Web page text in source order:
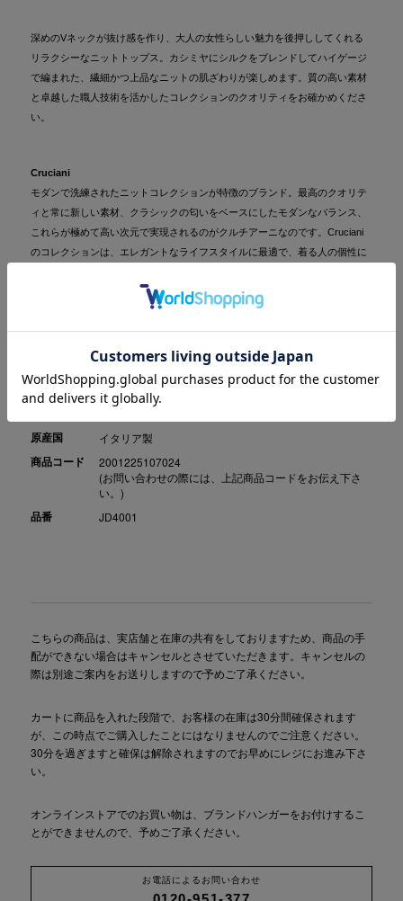
深めのVネックが抜け感を作り、大人の女性らしい魅力を後押ししてくれる
リラクシーなニットトップス。カシミヤにシルクをブレンドしてハイゲージ
で編まれた、繊細かつ上品なニットの肌ざわりが楽しめます。質の高い素材
と卓越した職人技術を活かしたコレクションのクオリティをお確かめくださ
い。
Cruciani
モダンで洗練されたニットコレクションが特徴のブランド。最高のクオリテ
ィと常に新しい素材、クラシックの匂いをベースにしたモダンなバランス、
これらが極めて高い次元で実現されるのがクルチアーニなのです。Cruciani
のコレクションは、エレガントなライフスタイルに最適で、着る人の個性に
す。ウンブリア州にあるメゾンから、日常のその時々が持つ理想的なスタイ
ルをデイリーウェアからラグジュアリーレジャーウェアに適する魅力的で洗
練されたイメージを作り出します。
カテゴリ トップス > ニット
原産国 イタリア製
商品コード
2001225107024
(お問い合わせの際には、上記商品コードをお伝え下さ
い。)
品番 JD4001
こちらの商品は、実店舗と在庫の共有をしておりますため、商品の手
配ができない場合はキャンセルとさせていただきます。キャンセルの
際は別途ご案内をお送りしますので予めご了承ください。
カートに商品を入れた段階で、お客様の在庫は30分間確保されます
が、この時点でご購入したことにはなりませんのでご注意ください。
30分を過ぎますと確保は解除されますのでお早めにレジにお進み下さ
い。
オンラインストアでのお買い物は、ブランドハンガーをお付けするこ
とができませんので、予めご了承ください。
お電話によるお問い合わせ